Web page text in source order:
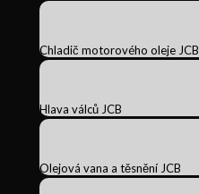
Chladič motorového oleje JCB
Hlava válců JCB
Olejová vana a těsnění JCB